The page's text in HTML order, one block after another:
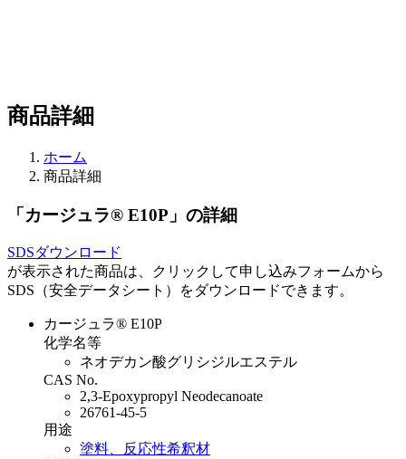
商品詳細
ホーム
商品詳細
「カージュラ® E10P」 の詳細
SDSダウンロード
が表示された商品は、クリックして申し込みフォームから
SDS（安全データシート）をダウンロードできます。
カージュラ® E10P
化学名等
ネオデカン酸グリシジルエステル
CAS No.
2,3-Epoxypropyl Neodecanoate
26761-45-5
用途
塗料、反応性希釈材